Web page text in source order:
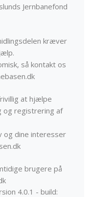
Jernbanefond
kræver
så kontakt os
at hjælpe
og registrering af
og dine interesser
brugere på
4.0.1 - build: